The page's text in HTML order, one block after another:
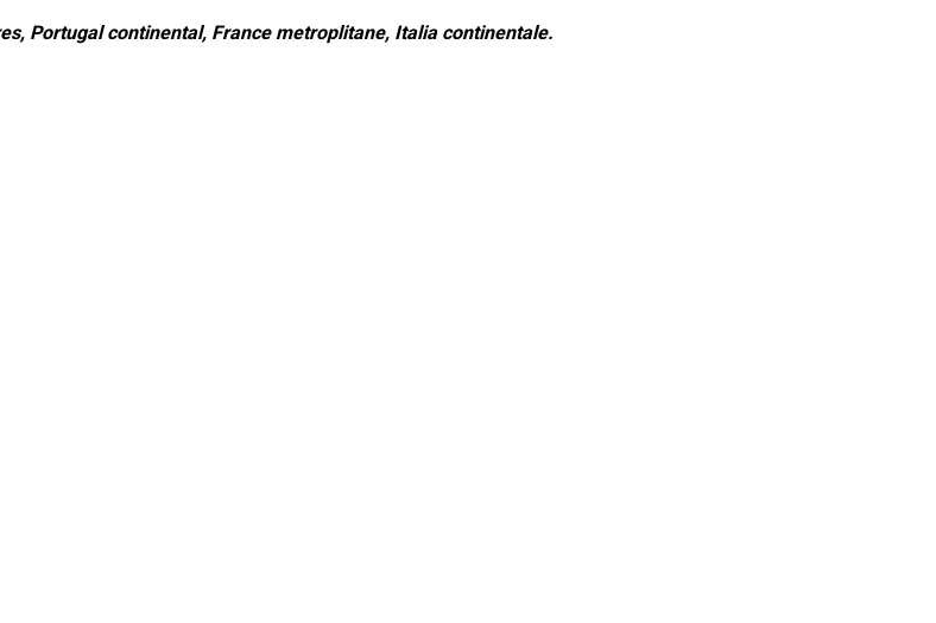
Portugal continental, France metroplitane, Italia continentale.